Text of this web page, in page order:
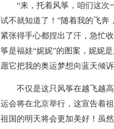
“来，托着风筝，咱们这次
试不就知道了！”随着我的飞
紧张得手心都捏出了汗，急忙
筝是福娃“妮妮”的图案，妮妮
愿它把我的奥运梦想向蓝天倾诉
不仅是这只风筝在越飞越
运会将在北京举行，这宣告着
祖国的明天将会更加美好！虽